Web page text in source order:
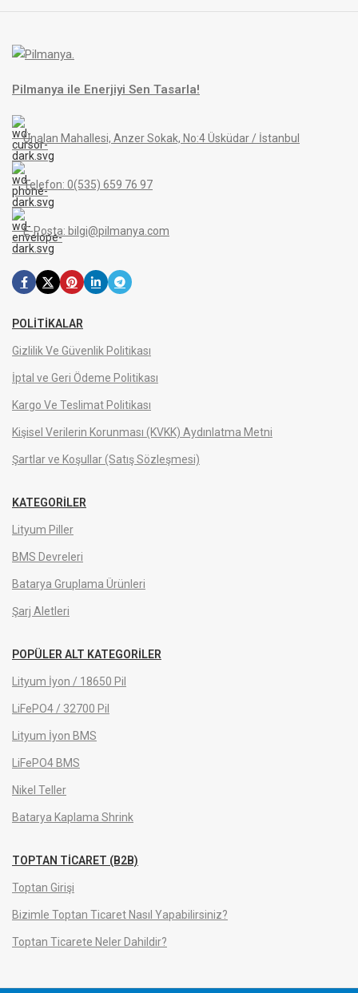
Pilmanya ile Enerjiyi Sen Tasarla!
Ünalan Mahallesi, Anzer Sokak, No:4 Üsküdar / İstanbul
Telefon: 0(535) 659 76 97
E-Posta: bilgi@pilmanya.com
POLITIKALAR
Gizlilik Ve Güvenlik Politikası
İptal ve Geri Ödeme Politikası
Kargo Ve Teslimat Politikası
Kişisel Verilerin Korunması (KVKK) Aydınlatma Metni
Şartlar ve Koşullar (Satış Sözleşmesi)
KATEGORILER
Lityum Piller
BMS Devreleri
Batarya Gruplama Ürünleri
Şarj Aletleri
POPÜLER ALT KATEGORILER
Lityum İyon / 18650 Pil
LiFePO4 / 32700 Pil
Lityum İyon BMS
LiFePO4 BMS
Nikel Teller
Batarya Kaplama Shrink
TOPTAN TICARET (B2B)
Toptan Girişi
Bizimle Toptan Ticaret Nasıl Yapabilirsiniz?
Toptan Ticarete Neler Dahildir?